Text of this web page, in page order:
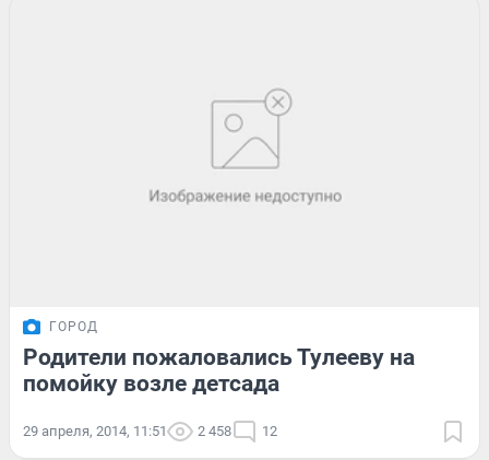
ГОРОД
Родители пожаловались Тулееву на
помойку возле детсада
29 апреля, 2014, 11:51 2 458 12